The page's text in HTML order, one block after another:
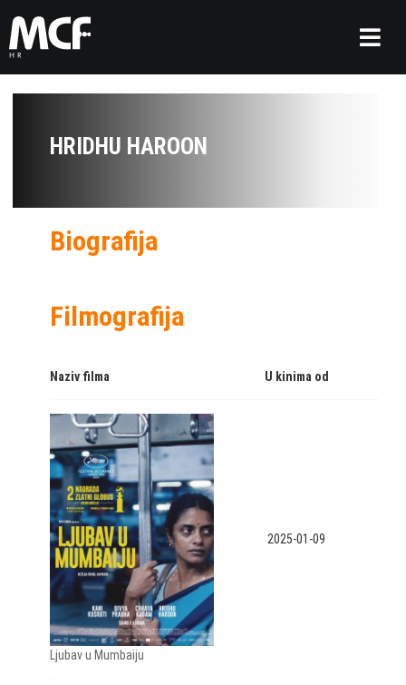
HRIDHU HAROON
Biografija
Filmografija
Naziv filma U kinima od
Ljubav u Mumbaiju
2025-01-09